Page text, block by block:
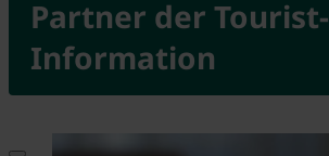
Partner der Tourist-
Information